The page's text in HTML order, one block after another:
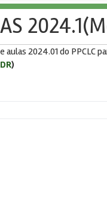
aulas 2024.01 do PPCLC
)